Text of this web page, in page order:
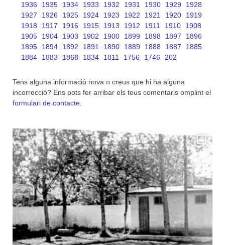
1936
1935 1934 1933 1932 1931 1930 1929
1928
1927
1926 1925 1924 1923 1922 1921 1920
1919
1918
1917 1916 1915 1913 1912 1911 1910
1908
1905
1904 1903 1902 1900 1899 1898 1897
1896
1895
1894 1892 1891 1890 1889 1888 1887
1885
1884
1883 1868 1834 1811 1756 1746 202
Tens alguna informació nova o creus que hi ha alguna
incorrecció? Ens pots fer arribar els teus comentaris omplint el
formulari de contacte.